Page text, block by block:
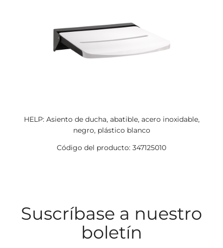
HELP: Asiento de ducha, abatible, acero inoxidable,
negro, plástico blanco
Código del producto: 347125010
Suscríbase a nuestro
boletín